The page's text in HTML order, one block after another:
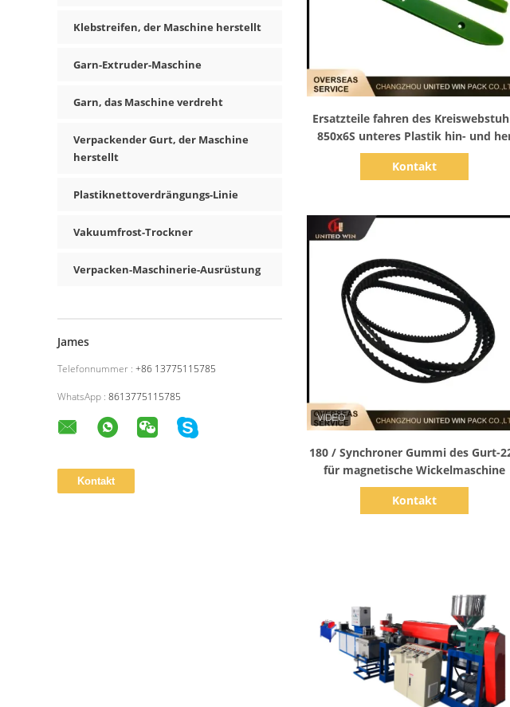
Klebstreifen, der Maschine herstellt
Garn-Extruder-Maschine
Garn, das Maschine verdreht
Verpackender Gurt, der Maschine
herstellt
Plastiknettoverdrängungs-Linie
Vakuumfrost-Trockner
Verpacken-Maschinerie-Ausrüstung
James
Telefonnummer : +86 13775115785
WhatsApp : 8613775115785
Ersatzteile fahren des
850x6S unteres Plastik hin- und
Kontakt
180 / Synchroner Gummi des Gurt-
für magnetische Wickelmaschine
Kontakt